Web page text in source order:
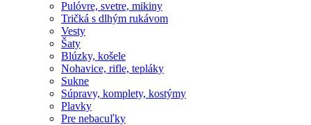
Pulóvre, svetre, mikiny
Tričká s dlhým rukávom
Vesty
Šaty
Blúzky, košele
Nohavice, rifle, tepláky
Sukne
Súpravy, komplety, kostýmy
Plavky
Pre nebacuľky